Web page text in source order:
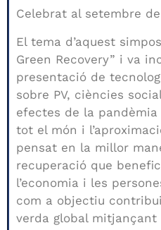
Celebrat al setembre de
El tema d’aquest
Green Recovery” i va
presentació de
sobre PV, ciències
efectes de la pandèmia
tot el món i
pensat en la millor
recuperació que
l’economia i les
com a objectiu
verda global